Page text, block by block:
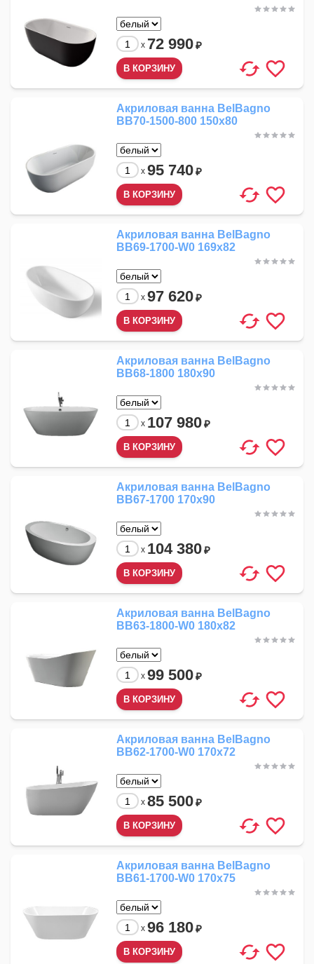
x 72 990₽
Акриловая ванна BelBagno
BB70-1500-800 150x80
x 95 740₽
Акриловая ванна BelBagno
BB69-1700-W0 169x82
x 97 620₽
Акриловая ванна BelBagno
BB68-1800 180x90
x 107 980₽
Акриловая ванна BelBagno
BB67-1700 170x90
x 104 380₽
Акриловая ванна BelBagno
BB63-1800-W0 180x82
x 99 500₽
Акриловая ванна BelBagno
BB62-1700-W0 170x72
x 85 500₽
Акриловая ванна BelBagno
BB61-1700-W0 170x75
x 96 180₽